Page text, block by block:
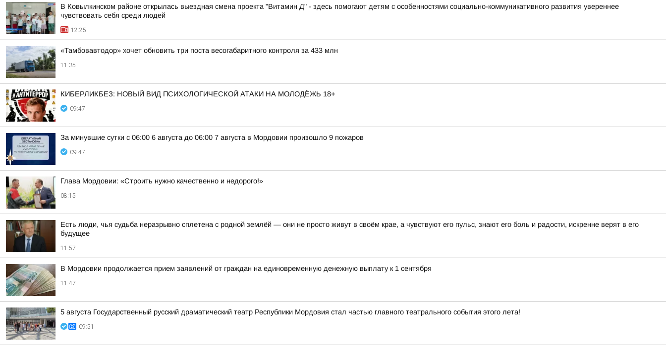
В Ковылкинском районе открылась выездная смена проекта "Витамин Д" - здесь помогают детям с особенностями социально-коммуникативного развития увереннее
чувствовать себя среди людей
12:25
«Тамбовавтодор» хочет обновить три поста весогабаритного контроля за 433 млн
11:35
КИБЕРЛИКБЕЗ: НОВЫЙ ВИД ПСИХОЛОГИЧЕСКОЙ АТАКИ НА МОЛОДЁЖЬ 18+
09:47
За минувшие сутки с 06:00 6 августа до 06:00 7 августа в Мордовии произошло 9 пожаров
09:47
Глава Мордовии: «Строить нужно качественно и недорого!»
08:15
Есть люди, чья судьба неразрывно сплетена с родной землёй — они не просто живут в своём крае, а чувствуют его пульс, знают его боль и радости, искренне верят в его
будущее
11:57
В Мордовии продолжается прием заявлений от граждан на единовременную денежную выплату к 1 сентября
11:47
5 августа Государственный русский драматический театр Республики Мордовия стал частью главного театрального события этого лета!
09:51